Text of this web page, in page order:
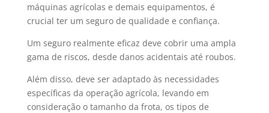
máquinas agrícolas e demais equipamentos, é
crucial ter um seguro de qualidade e confiança.
Um seguro realmente eficaz deve cobrir uma ampla
gama de riscos, desde danos acidentais até roubos.
Além disso, deve ser adaptado às necessidades
específicas da operação agrícola, levando em
consideração o tamanho da frota, os tipos de